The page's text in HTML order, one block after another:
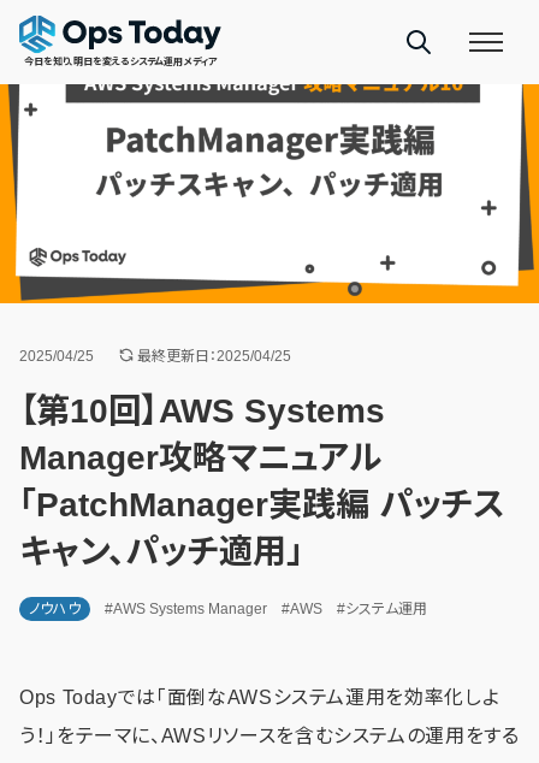
今日を知り、明日を変えるシステム運用メディア
2025/04/25 最終更新日：2025/04/25
【第10回】AWS Systems
Manager攻略マニュアル
「PatchManager実践編 パッチス
キャン、パッチ適用」
ノウハウ #AWS Systems Manager #AWS #システム運用
Ops Todayでは「面倒なAWSシステム運用を効率化しよ
う！」をテーマに、AWSリソースを含むシステムの運用をする